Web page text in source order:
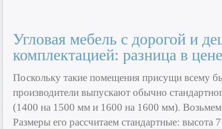
Угловая мебель с дорогой и
комплектацией: разница в цене
Поскольку такие помещения присущи всему
производители выпускают обычно
(1400 на 1500 мм и 1600 на 1600 мм).
Размеры его рассчитаем стандартные: